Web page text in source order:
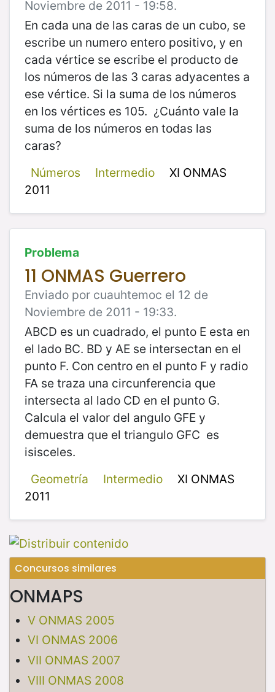
Noviembre de 2011 - 19:58.
En cada una de las caras de un cubo, se
escribe un numero entero positivo, y en
cada vértice se escribe el producto de
los números de las 3 caras adyacentes a
ese vértice. Si la suma de los números
en los vértices es 105. ¿Cuánto vale la
suma de los números en todas las
caras?
Números
Intermedio
XI ONMAS
2011
Problema
11 ONMAS Guerrero
Enviado por cuauhtemoc el 12 de
Noviembre de 2011 - 19:33.
ABCD es un cuadrado, el punto E esta en
el lado BC. BD y AE se intersectan en el
punto F. Con centro en el punto F y radio
FA se traza una circunferencia que
intersecta al lado CD en el punto G.
Calcula el valor del angulo GFE y
demuestra que el triangulo GFC es
isisceles.
Geometría
Intermedio
XI ONMAS
2011
Concursos similares
ONMAPS
V ONMAS 2005
VI ONMAS 2006
VII ONMAS 2007
VIII ONMAS 2008